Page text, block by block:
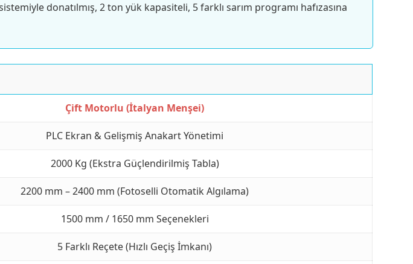
donatılmış, 2 ton yük kapasiteli, 5 farklı sarım programı hafızasına
Çift Motorlu (İtalyan Menşei)
PLC Ekran & Gelişmiş Anakart Yönetimi
2000 Kg (Ekstra Güçlendirilmiş Tabla)
2200 mm – 2400 mm (Fotoselli Otomatik Algılama)
1500 mm / 1650 mm Seçenekleri
5 Farklı Reçete (Hızlı Geçiş İmkanı)